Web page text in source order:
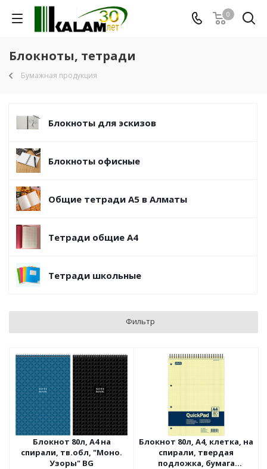
0
Блокноты, тетради
Бумажная продукция
Блокноты для эскизов
Блокноты офисные
Общие тетради А5 в Алматы
Тетради общие А4
Тетради школьные
Фильтр
Блокнот 80л, А4 на
спирали, тв.обл, "Моно.
Узоры" BG
Блокнот 80л, А4, клетка, на
спирали, твердая
подложка, бумага